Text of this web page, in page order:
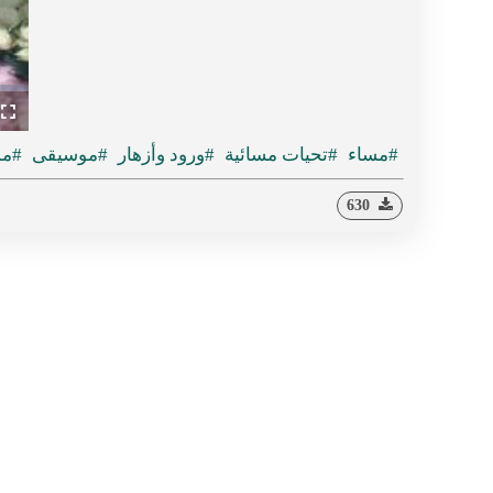
#مساء #تحيات مسائية #ورود وأزهار #موسيقى